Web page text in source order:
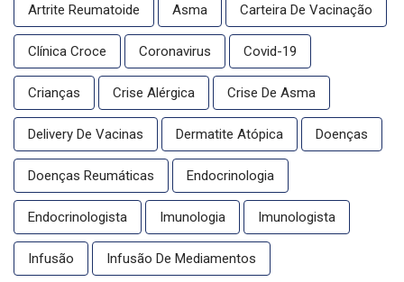
Artrite Reumatoide Asma Carteira De Vacinação
Clínica Croce Coronavirus Covid-19
Crianças Crise Alérgica Crise De Asma
Delivery De Vacinas Dermatite Atópica Doenças
Doenças Reumáticas Endocrinologia
Endocrinologista Imunologia Imunologista
Infusão Infusão De Mediamentos